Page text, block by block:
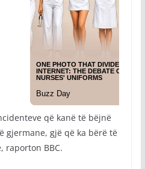
që kanë të bëjnë
gjermane, gjë që ka bërë të
raporton BBC.